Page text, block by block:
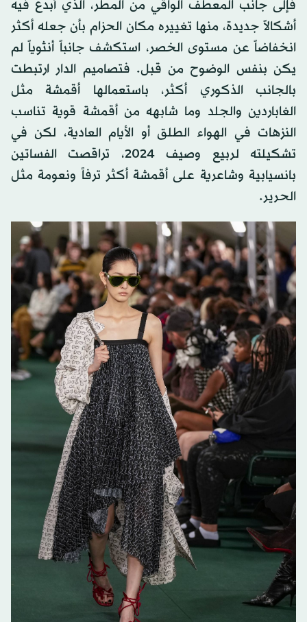
فإلى جانب المعطف الواقي من المطر، الذي أبدع فيه
أشكالاً جديدة، منها تغييره مكان الحزام بأن جعله أكثر
انخفاضاً عن مستوى الخصر، استكشف جانباً أنثوياً لم
يكن بنفس الوضوح من قبل. فتصاميم الدار ارتبطت
بالجانب الذكوري أكثر، باستعمالها أقمشة مثل
الغاباردين والجلد وما شابهه من أقمشة قوية تناسب
النزهات في الهواء الطلق أو الأيام العادية، لكن في
تشكيلته لربيع وصيف 2024، تراقصت الفساتين
بانسيابية وشاعرية على أقمشة أكثر ترفاً ونعومة مثل
الحرير.